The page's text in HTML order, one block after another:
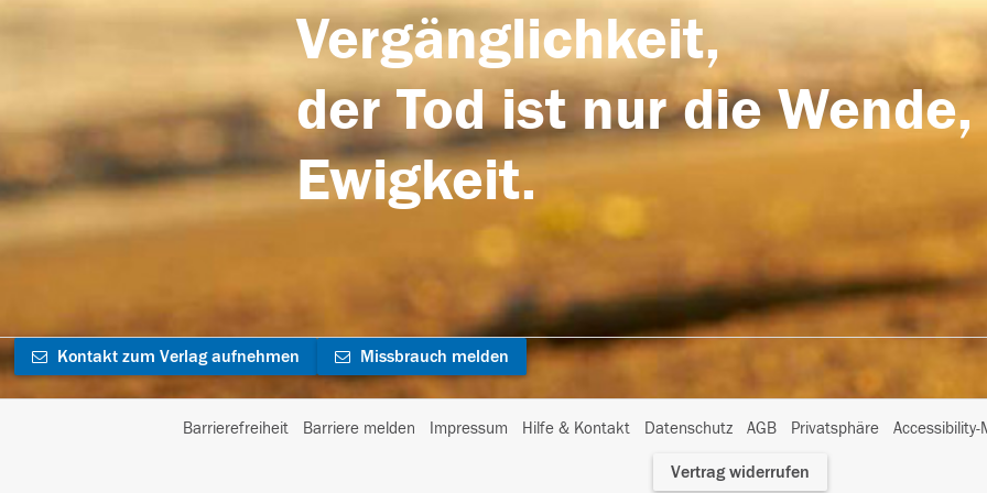
Vergänglichkeit,
der Tod ist nur die
Ewigkeit.
Kontakt zum Verlag aufnehmen Missbrauch melden
Barrierefreiheit Barriere melden Impressum Hilfe & Kontakt Datenschutz AGB Privatsphäre
I
Vertrag widerrufen